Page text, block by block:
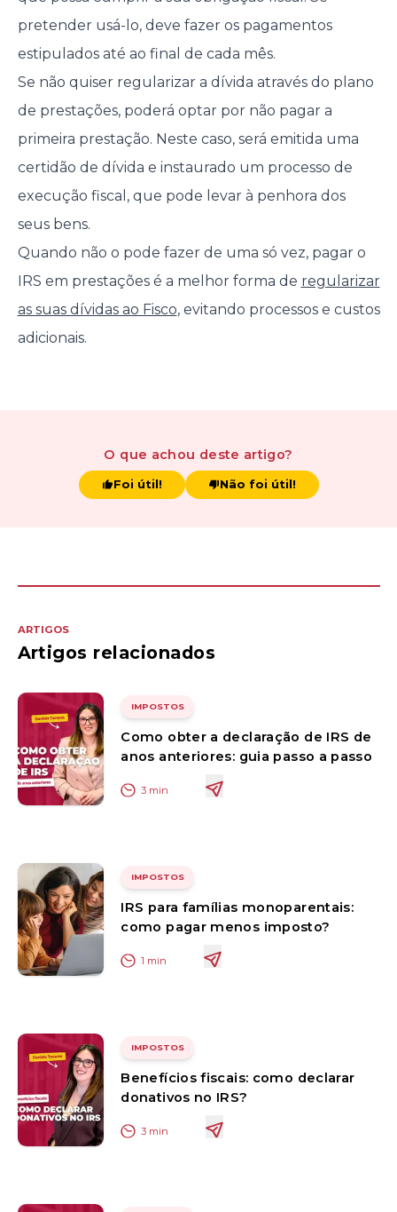
pretender usá-lo, deve fazer os pagamentos
estipulados até ao final de cada mês.
Se não quiser regularizar a dívida através do plano
de prestações, poderá optar por não pagar a
primeira prestação. Neste caso, será emitida uma
certidão de dívida e instaurado um processo de
execução fiscal, que pode levar à penhora dos
seus bens.
Quando não o pode fazer de uma só vez, pagar o
IRS em prestações é a melhor forma de regularizar
as suas dívidas ao Fisco, evitando processos e custos
adicionais.
O que achou deste artigo?
Foi útil! Não foi útil!
ARTIGOS
Artigos relacionados
IMPOSTOS
Como obter a declaração de IRS de
anos anteriores: guia passo a passo
3 min
IMPOSTOS
IRS para famílias monoparentais:
como pagar menos imposto?
1 min
IMPOSTOS
Benefícios fiscais: como declarar
donativos no IRS?
3 min